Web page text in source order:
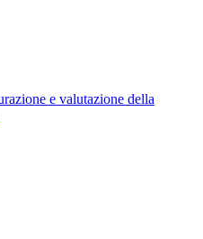
e valutazione della